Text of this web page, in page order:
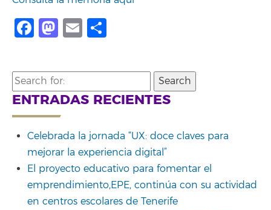
Facebook
Mastodon
Email
Search
for:
ENTRADAS RECIENTES
Celebrada la jornada “UX: doce claves para
mejorar la experiencia digital”
El proyecto educativo para fomentar el
emprendimiento,EPE, continúa con su actividad
en centros escolares de Tenerife